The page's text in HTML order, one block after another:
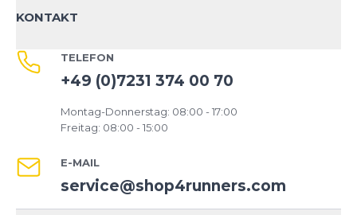
Trailrunning neu zu definieren. Ultraleicht,
ausgelegt – die Weste für alle, die weiter laufen
wollen als je zuvor.
KONTAKT
TELEFON
+49 (0)7231 374 00 70
Montag-Donnerstag: 08:00 - 17:00
Freitag: 08:00 - 15:00
E-MAIL
service@shop4runners.com